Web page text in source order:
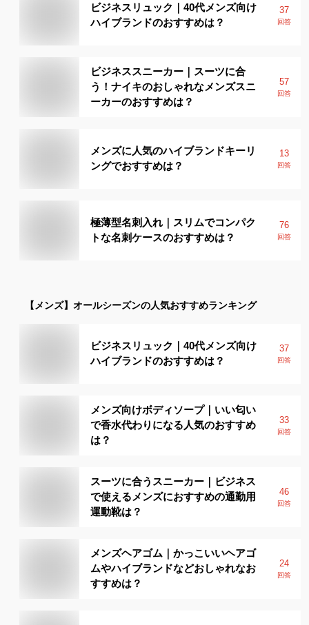
ビジネスリュック｜40代メンズ向け
ハイブランドのおすすめは？
37
回答
ビジネススニーカー｜スーツに合
う！ナイキのおしゃれなメンズスニ
ーカーのおすすめは？
57
回答
メンズに人気のハイブランドキーリ
ングでおすすめは？
13
回答
極薄型名刺入れ｜スリムでコンパク
トな名刺ケースのおすすめは？
76
回答
【メンズ】 オールシーズンの人気おすすめランキング
ビジネスリュック｜40代メンズ向け
ハイブランドのおすすめは？
37
回答
メンズ向けボディソープ｜いい匂い
で香水代わりになる人気のおすすめ
は？
33
回答
スーツに合うスニーカー｜ビジネス
で使えるメンズにおすすめの通勤用
運動靴は？
46
回答
メンズヘアゴム｜かっこいいヘアゴ
ムやハイブランドなどおしゃれなお
すすめは？
24
回答